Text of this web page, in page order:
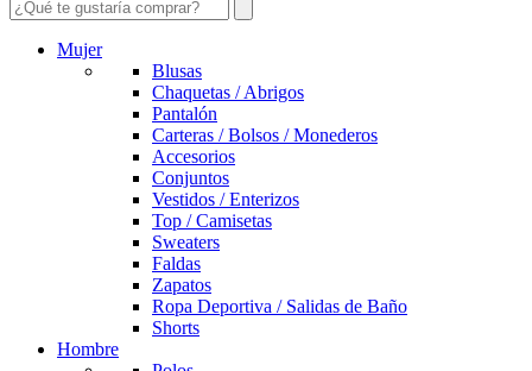
Mujer
Blusas
Chaquetas / Abrigos
Pantalón
Carteras / Bolsos / Monederos
Accesorios
Conjuntos
Vestidos / Enterizos
Top / Camisetas
Sweaters
Faldas
Zapatos
Ropa Deportiva / Salidas de Baño
Shorts
Hombre